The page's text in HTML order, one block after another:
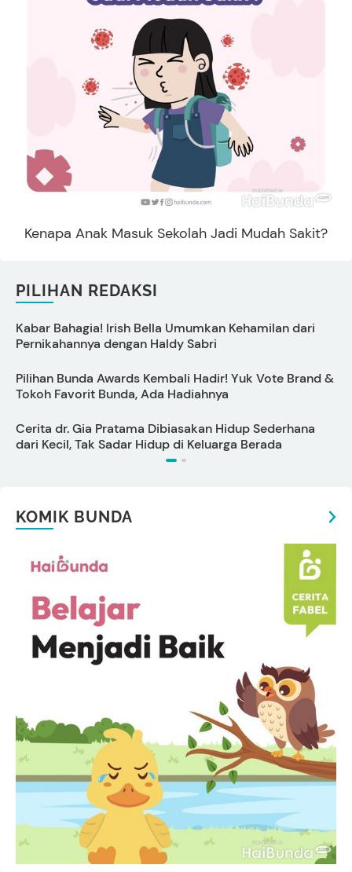
Kenapa Anak Masuk Sekolah Jadi Mudah Sakit?
PILIHAN REDAKSI
Kabar Bahagia! Irish Bella Umumkan Kehamilan dari
Pernikahannya dengan Haldy Sabri
Pilihan Bunda Awards Kembali Hadir! Yuk Vote Brand &
Tokoh Favorit Bunda, Ada Hadiahnya
Cerita dr. Gia Pratama Dibiasakan Hidup Sederhana
dari Kecil, Tak Sadar Hidup di Keluarga Berada
KOMIK BUNDA